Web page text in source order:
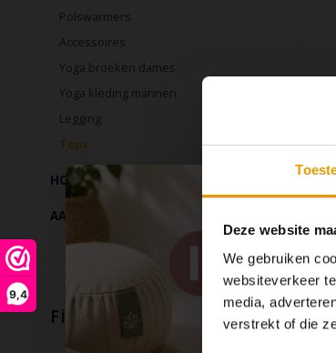
9,4
Deze website
We gebruiken
websiteverkeer
media,
verstrekt of die
Polswarmers
Accessoires
Yoga broeken dames
Yoga kleding mannen
Legging
Tops
HOME & LIVING
AANBIEDINGEN
Filters